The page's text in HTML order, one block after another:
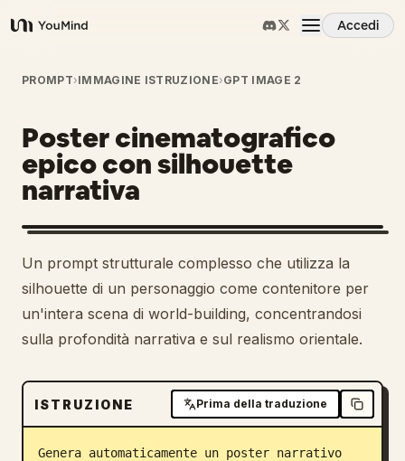
YouMind
Accedi
Panoramica
Casi d'uso
Abilità
Prompt
Prezzi
Blog
PROMPT›IMMAGINE ISTRUZIONE›GPT IMAGE 2
Poster cinematografico
epico con silhouette
narrativa
Un prompt strutturale complesso che utilizza la
silhouette di un personaggio come contenitore per
un'intera scena di world-building, concentrandosi
sulla profondità narrativa e sul realismo orientale.
ISTRUZIONE Prima della traduzione
Genera automaticamente un poster narrativo